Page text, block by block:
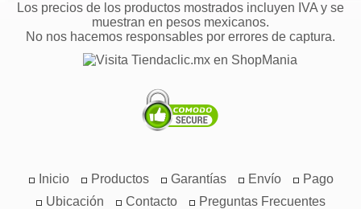
Los precios de los productos mostrados incluyen IVA y se
muestran en pesos mexicanos.
No nos hacemos responsables por errores de captura.
Inicio Productos Garantías Envío
Pago
Ubicación
Contacto
Preguntas Frecuentes